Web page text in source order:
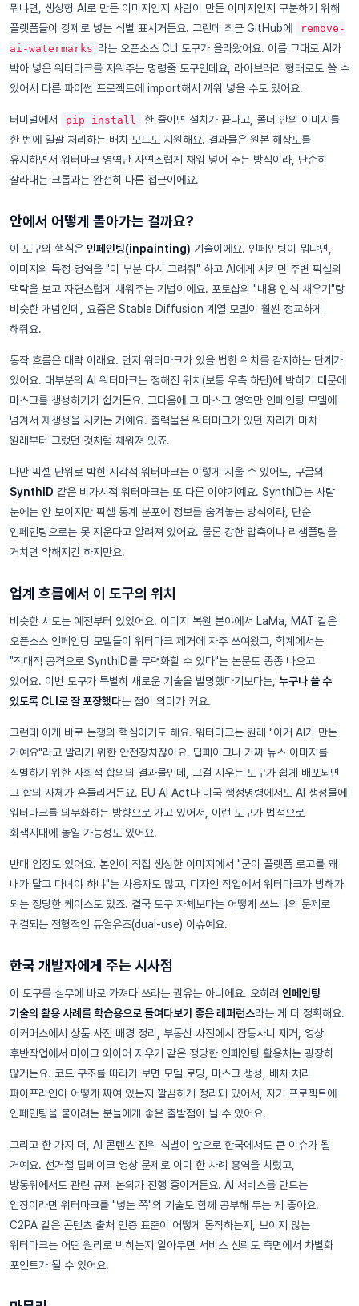
뭐냐면, 생성형 AI로 만든 이미지인지 사람이 만든 이미지인지 구분하기 위해
플랫폼들이 강제로 넣는 식별 표시거든요. 그런데 최근 GitHub에
remove-
ai-watermarks 라는 오픈소스 CLI 도구가 올라왔어요. 이름 그대로 AI가
박아 넣은 워터마크를 지워주는 명령줄 도구인데요, 라이브러리 형태로도 쓸 수
있어서 다른 파이썬 프로젝트에 import해서 끼워 넣을 수도 있어요.
터미널에서 pip install
한 줄이면 설치가 끝나고, 폴더 안의 이미지를
한 번에 일괄 처리하는 배치 모드도 지원해요. 결과물은 원본 해상도를
유지하면서 워터마크 영역만 자연스럽게 채워 넣어 주는 방식이라, 단순히
잘라내는 크롭과는 완전히 다른 접근이에요.
안에서 어떻게 돌아가는 걸까요?
이 도구의 핵심은 인페인팅(inpainting) 기술이에요. 인페인팅이 뭐냐면,
이미지의 특정 영역을 "이 부분 다시 그려줘" 하고 AI에게 시키면 주변 픽셀의
맥락을 보고 자연스럽게 채워주는 기법이에요. 포토샵의 "내용 인식 채우기"랑
비슷한 개념인데, 요즘은 Stable Diffusion 계열 모델이 훨씬 정교하게
해줘요.
동작 흐름은 대략 이래요. 먼저 워터마크가 있을 법한 위치를 감지하는 단계가
있어요. 대부분의 AI 워터마크는 정해진 위치(보통 우측 하단)에 박히기 때문에
마스크를 생성하기가 쉽거든요. 그다음에 그 마스크 영역만 인페인팅 모델에
넘겨서 재생성을 시키는 거예요. 출력물은 워터마크가 있던 자리가 마치
원래부터 그랬던 것처럼 채워져 있죠.
다만 픽셀 단위로 박힌 시각적 워터마크는 이렇게 지울 수 있어도, 구글의
SynthID 같은 비가시적 워터마크는 또 다른 이야기예요. SynthID는 사람
눈에는 안 보이지만 픽셀 통계 분포에 정보를 숨겨놓는 방식이라, 단순
인페인팅으로는 못 지운다고 알려져 있어요. 물론 강한 압축이나 리샘플링을
거치면 약해지긴 하지만요.
업계 흐름에서 이 도구의 위치
비슷한 시도는 예전부터 있었어요. 이미지 복원 분야에서 LaMa, MAT 같은
오픈소스 인페인팅 모델들이 워터마크 제거에 자주 쓰여왔고, 학계에서는
"적대적 공격으로 SynthID를 무력화할 수 있다"는 논문도 종종 나오고
있어요. 이번 도구가 특별히 새로운 기술을 발명했다기보다는, 누구나 쓸 수
있도록 CLI로 잘 포장했다는 점이 의미가 커요.
그런데 이게 바로 논쟁의 핵심이기도 해요. 워터마크는 원래 "이거 AI가 만든
거예요"라고 알리기 위한 안전장치잖아요. 딥페이크나 가짜 뉴스 이미지를
식별하기 위한 사회적 합의의 결과물인데, 그걸 지우는 도구가 쉽게 배포되면
그 합의 자체가 흔들리거든요. EU AI Act나 미국 행정명령에서도 AI 생성물에
워터마크를 의무화하는 방향으로 가고 있어서, 이런 도구가 법적으로
회색지대에 놓일 가능성도 있어요.
반대 입장도 있어요. 본인이 직접 생성한 이미지에서 "굳이 플랫폼 로고를 왜
내가 달고 다녀야 하냐"는 사용자도 많고, 디자인 작업에서 워터마크가 방해가
되는 정당한 케이스도 있죠. 결국 도구 자체보다는 어떻게 쓰느냐의 문제로
귀결되는 전형적인 듀얼유즈(dual-use) 이슈예요.
한국 개발자에게 주는 시사점
이 도구를 실무에 바로 가져다 쓰라는 권유는 아니에요. 오히려 인페인팅
기술의 활용 사례를 학습용으로 들여다보기 좋은 레퍼런스라는 게 더 정확해요.
이커머스에서 상품 사진 배경 정리, 부동산 사진에서 잡동사니 제거, 영상
후반작업에서 마이크 와이어 지우기 같은 정당한 인페인팅 활용처는 굉장히
많거든요. 코드 구조를 따라가 보면 모델 로딩, 마스크 생성, 배치 처리
파이프라인이 어떻게 짜여 있는지 깔끔하게 정리돼 있어서, 자기 프로젝트에
인페인팅을 붙이려는 분들에게 좋은 출발점이 될 수 있어요.
그리고 한 가지 더, AI 콘텐츠 진위 식별이 앞으로 한국에서도 큰 이슈가 될
거예요. 선거철 딥페이크 영상 문제로 이미 한 차례 홍역을 치렀고,
방통위에서도 관련 규제 논의가 진행 중이거든요. AI 서비스를 만드는
입장이라면 워터마크를 "넣는 쪽"의 기술도 함께 공부해 두는 게 좋아요.
C2PA 같은 콘텐츠 출처 인증 표준이 어떻게 동작하는지, 보이지 않는
워터마크는 어떤 원리로 박히는지 알아두면 서비스 신뢰도 측면에서 차별화
포인트가 될 수 있어요.